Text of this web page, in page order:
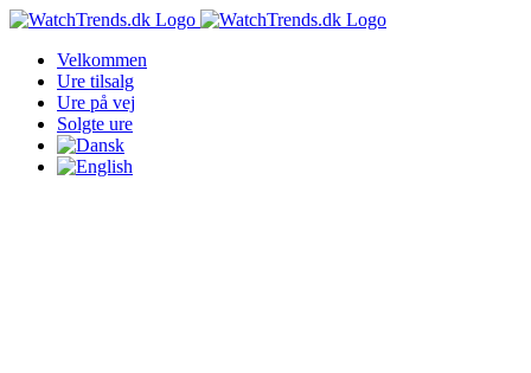
Skip
contentVelkommen
Ure tilsalg
Ure på vej
Solgte ure